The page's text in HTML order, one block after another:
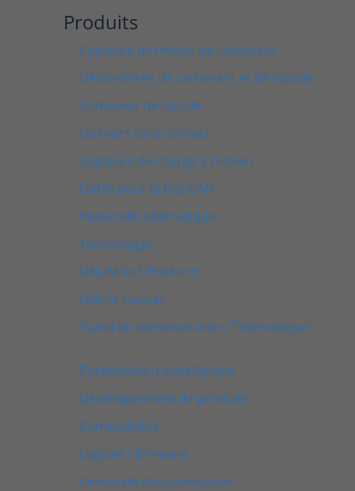
Produits
Capteurs de niveau de carburant
Débitmètres de carburant et de liquide
Compteur de liquide
Lecteurs sans contact
Capteurs de charge à l’essieu
Outils pour le bus CAN
Passerelle télématique
Technologie
UNUM IIoT Platform
UNUM Genset
Stand de démonstration "Télématique"
Portefeuille d'installations
Développement de produits
Compatibilité
Logiciel / firmware
Centre de documentation